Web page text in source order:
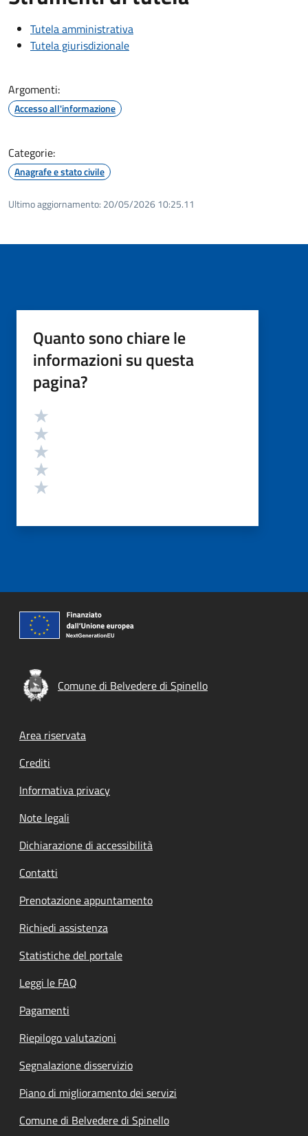
Tutela amministrativa
Tutela giurisdizionale
Argomenti:
Accesso all'informazione
Categorie:
Anagrafe e stato civile
Ultimo aggiornamento: 20/05/2026 10:25.11
Quanto sono chiare le
informazioni su questa
pagina?
Valutazione
Comune di Belvedere di Spinello
Footer menu
Area riservata
Crediti
Informativa privacy
Note legali
Dichiarazione di accessibilità
Contatti
Prenotazione appuntamento
Richiedi assistenza
Statistiche del portale
Leggi le FAQ
Pagamenti
Riepilogo valutazioni
Segnalazione disservizio
Piano di miglioramento dei servizi
Comune di Belvedere di Spinello